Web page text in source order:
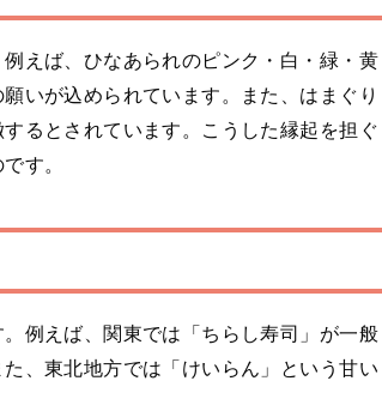
えば、ひなあられのピンク・白・緑・黄
いが込められています。また、はまぐり
るとされています。こうした縁起を担ぐ
す。
例えば、関東では「ちらし寿司」が一般
、東北地方では「けいらん」という甘い